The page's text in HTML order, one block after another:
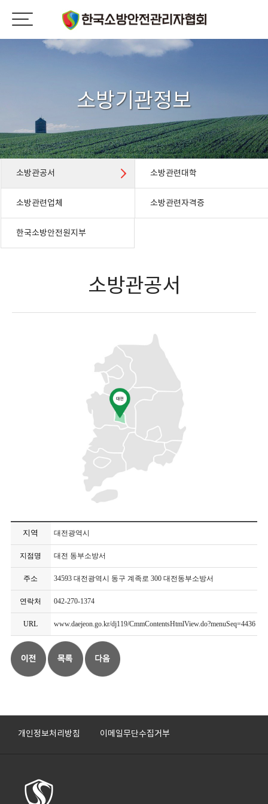
소방기관정보
소방관공서 소방관련대학
소방관련업체 소방관련자격증
한국소방안전원지부
소방관공서
지역 대전광역시
지점명 대전 동부소방서
주소 34593 대전광역시 동구 계족로 300 대전동부소방서
연락처 042-270-1374
URL www.daejeon.go.kr/dj119/CmmContentsHtmlView.do?menuSeq=4436
개인정보처리방침 이메일무단수집거부